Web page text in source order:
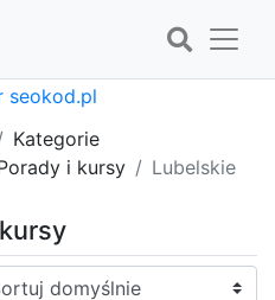
Kategorie
i kursy Lubelskie